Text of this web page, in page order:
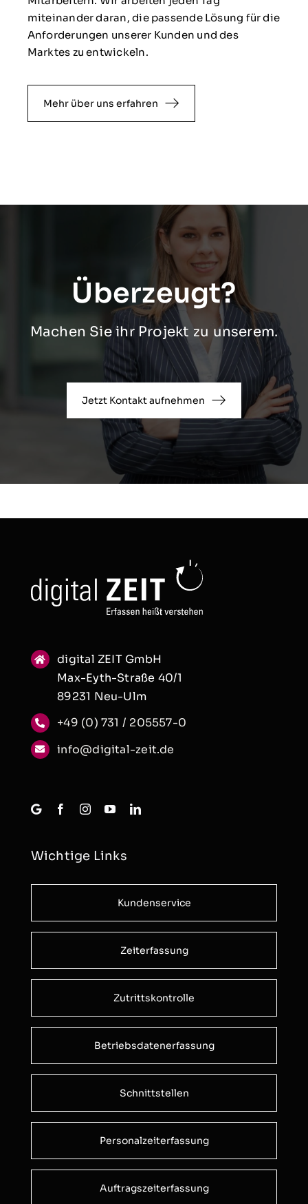
miteinander daran, die passende Lösung für die
Anforderungen unserer Kunden und des
Marktes zu entwickeln.
Mehr über uns erfahren
Überzeugt?
Machen Sie ihr Projekt zu unserem.
Jetzt Kontakt aufnehmen
digital ZEIT GmbH
Max-Eyth-Straße 40/1
89231 Neu-Ulm
+49 (0) 731 / 205557-0
info@digital-zeit.de
Wichtige Links
Kundenservice
Zeiterfassung
Zutrittskontrolle
Betriebsdatenerfassung
Schnittstellen
Personalzeiterfassung
Auftragszeiterfassung